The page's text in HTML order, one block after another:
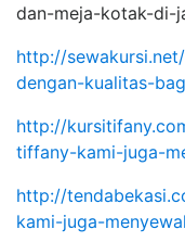
dan-meja-kotak-di-
http://
dengan-kualitas-
http://
tiffany-kami-juga-
http://
kami-juga-